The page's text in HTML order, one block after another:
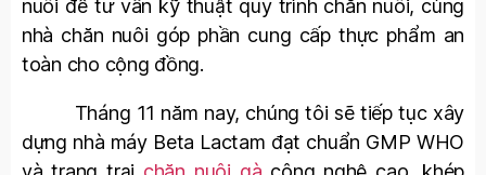
nuôi để tư vấn kỹ thuật quy trình chăn nuôi, cùng
nhà chăn nuôi góp phần cung cấp thực phẩm an
toàn cho cộng đồng.
Tháng 11 năm nay, chúng tôi sẽ tiếp tục xây
dựng nhà máy Beta Lactam đạt chuẩn GMP WHO